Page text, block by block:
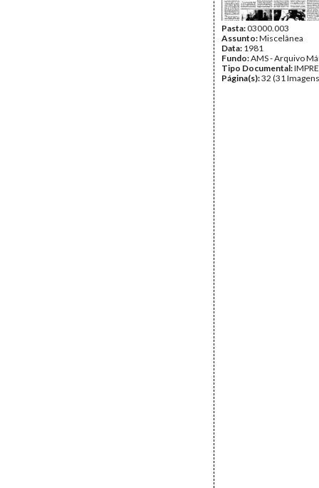
Pasta:03000.003
Assunto:Miscelânea
Data: 1981
Fundo:AMS - Arquivo
Tipo Documental:
Página(s):32 (31